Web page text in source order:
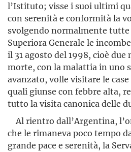
l’Istituto; visse i suoi ultimi
con serenità e conformità la
svolgendo normalmente
Superiora Generale le
il 31 agosto del 1998, cioè due
morte, con la malattia in uno
avanzato, volle visitare le
quali giunse con febbre alta,
tutto la visita canonica delle
Al rientro dall’Argentina,
che le rimaneva poco tempo
grande pace e serenità, la